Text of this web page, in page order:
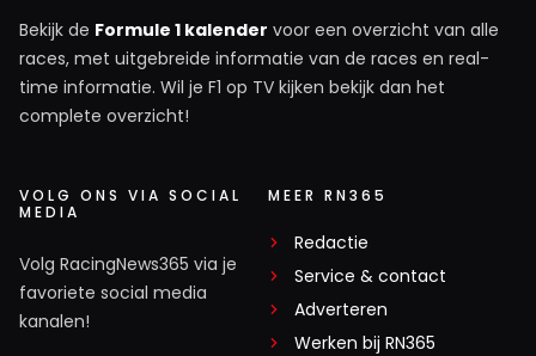
Bekijk de Formule 1 kalender voor een overzicht van alle
races, met uitgebreide informatie van de races en real-
time informatie. Wil je F1 op TV kijken bekijk dan het
complete overzicht!
VOLG ONS VIA SOCIAL
MEDIA
Volg RacingNews365 via je
favoriete social media
kanalen!
MEER RN365
Redactie
Service & contact
Adverteren
Werken bij RN365